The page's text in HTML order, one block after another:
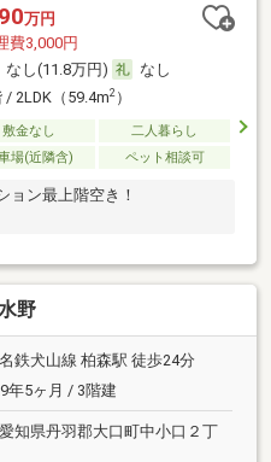
万円
費3,000円
なし(11.8万円)
なし
/ 2LDK（59.4m2）
敷金なし
二人暮らし
場(近隣含) ペット相談可
ョン最上階空き！
野
名鉄犬山線 柏森駅 徒歩24分
年5ヶ月 / 3階建
愛知県丹羽郡大口町中小口２丁